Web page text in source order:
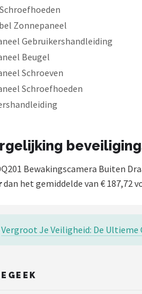
Zonnepaneel
Gebruikershandleiding
Beugel
Schroeven
Schroefhoeden
Bewakingscamera Buiten
dan het gemiddelde van € 187,72
Vergroot Je Veiligheid: De